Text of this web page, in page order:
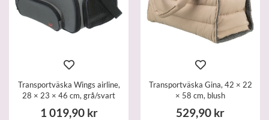
Transportväska Wings airline,
28 × 23 × 46 cm, grå/svart
1 019,90 kr
Transportväska Gina, 42 × 22
× 58 cm, blush
529,90 kr